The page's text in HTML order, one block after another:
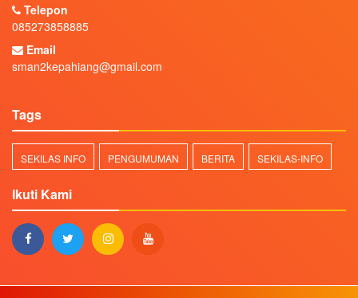
Telepon
085273858885
Email
sman2kepahiang@gmail.com
Tags
SEKILAS INFO PENGUMUMAN BERITA SEKILAS-INFO
Ikuti Kami